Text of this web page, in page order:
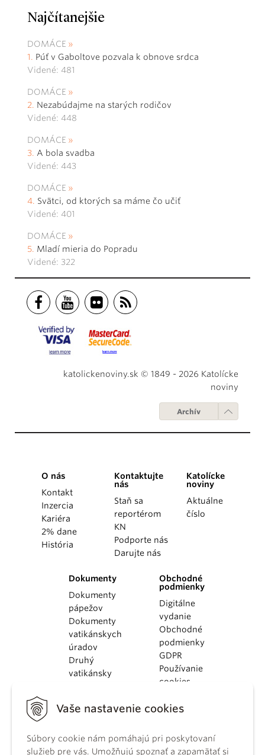
Vaše nastavenie cookies
Súbory cookie nám pomáhajú pri poskytovaní
služieb pre vás. Umožňujú spoznať a zapamätať si
Najčítanejšie
DOMÁCE
Púť v Gaboltove pozvala k obnove srdca
Videné: 481
DOMÁCE
Nezabúdajme na starých rodičov
Videné: 448
DOMÁCE
A bola svadba
Videné: 443
DOMÁCE
Svätci, od ktorých sa máme čo učiť
Videné: 401
DOMÁCE
Mladí mieria do Popradu
Videné: 322
katolickenoviny.sk © 1849 - 2026 Katolícke
noviny
Archív
O nás
Kontakt
Inzercia
Kariéra
2% dane
História
Kontaktujte
nás
Staň sa
reportérom
KN
Podporte nás
Darujte nás
Katolícke
noviny
Aktuálne
číslo
Dokumenty
Dokumenty
pápežov
Dokumenty
vatikánskych
úradov
Druhý
vatikánsky
KBS
kánonického
práva
Obchodné
podmienky
Digitálne
vydanie
Obchodné
podmienky
GDPR
Používanie
cookies